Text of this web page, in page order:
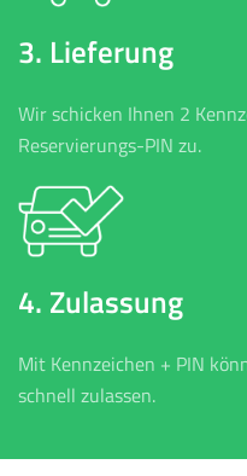
3. Lieferung
Wir schicken Ihnen 2
Reservierungs-PIN zu.
4. Zulassung
Mit Kennzeichen + PIN
schnell zulassen.